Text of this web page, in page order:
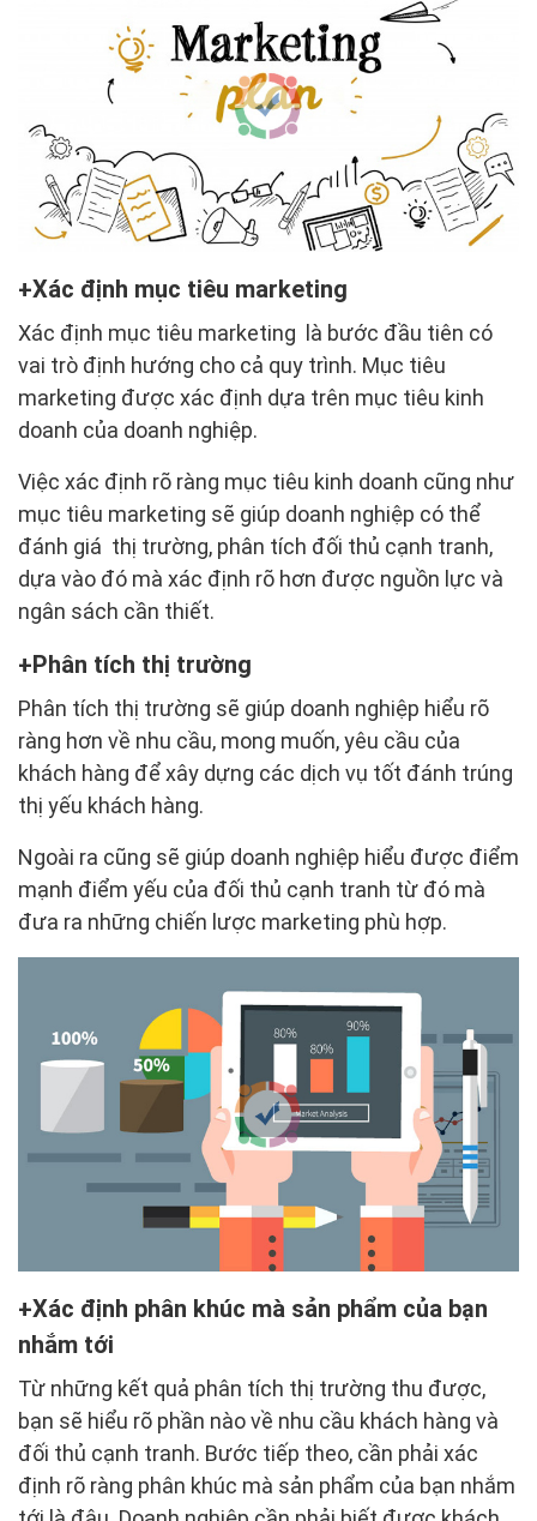
Xác định mục tiêu marketing
Xác định mục tiêu marketing là bước đầu tiên có
vai trò định hướng cho cả quy trình. Mục tiêu
marketing được xác định dựa trên mục tiêu kinh
doanh của doanh nghiệp.
Việc xác định rõ ràng mục tiêu kinh doanh cũng như
mục tiêu marketing sẽ giúp doanh nghiệp có thể
đánh giá thị trường, phân tích đối thủ cạnh tranh,
dựa vào đó mà xác định rõ hơn được nguồn lực và
ngân sách cần thiết.
Phân tích thị trường
Phân tích thị trường sẽ giúp doanh nghiệp hiểu rõ
ràng hơn về nhu cầu, mong muốn, yêu cầu của
khách hàng để xây dựng các dịch vụ tốt đánh trúng
thị yếu khách hàng.
Ngoài ra cũng sẽ giúp doanh nghiệp hiểu được điểm
mạnh điểm yếu của đối thủ cạnh tranh từ đó mà
đưa ra những chiến lược marketing phù hợp.
Xác định phân khúc mà sản phẩm của bạn
nhắm tới
Từ những kết quả phân tích thị trường thu được,
bạn sẽ hiểu rõ phần nào về nhu cầu khách hàng và
đối thủ cạnh tranh. Bước tiếp theo, cần phải xác
định rõ ràng phân khúc mà sản phẩm của bạn nhắm